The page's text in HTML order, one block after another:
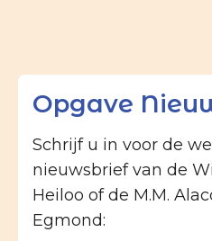
Opgave
Schrijf u in voor de
nieuwsbrief van de
Heiloo of de M.M.
Egmond: